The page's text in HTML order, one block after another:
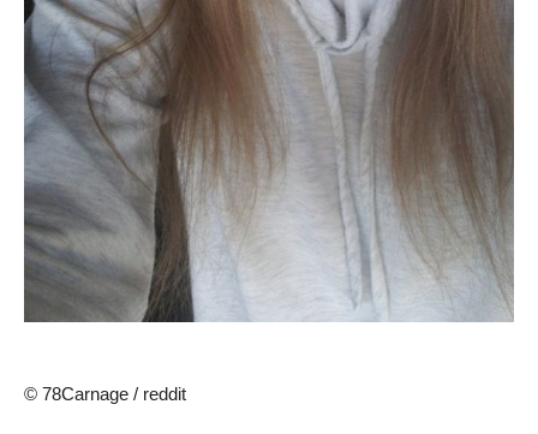
© 78Carnage / reddit